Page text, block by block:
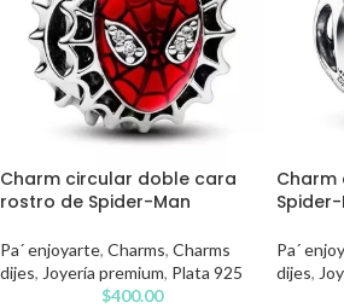
Charm circular doble cara
rostro de Spider-Man
Pa´ enjoyarte, Charms, Charms
dijes, Joyería premium, Plata 925
$400.00
Pa´
dijes,